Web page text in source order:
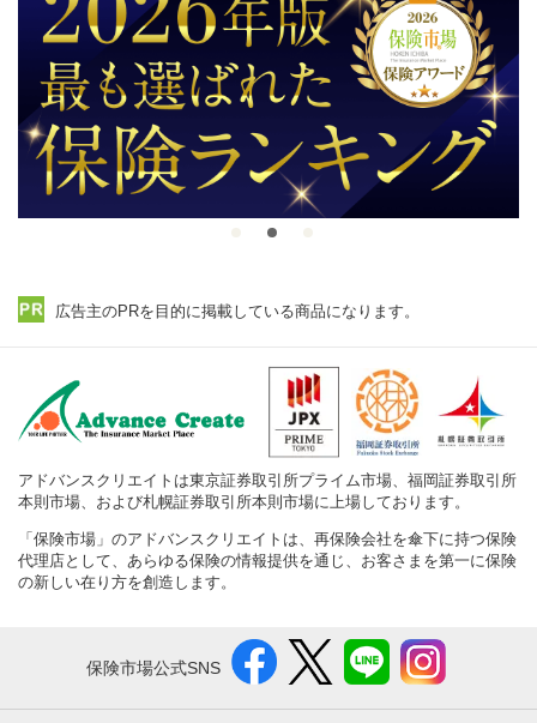
広告主のPRを目的に掲載している商品になります。
アドバンスクリエイトは東京証券取引所プライム市場、福岡証券取引所
本則市場、および札幌証券取引所本則市場に上場しております。
「保険市場」のアドバンスクリエイトは、再保険会社を傘下に持つ保険
代理店として、あらゆる保険の情報提供を通じ、お客さまを第一に保険
の新しい在り方を創造します。
保険市場公式SNS